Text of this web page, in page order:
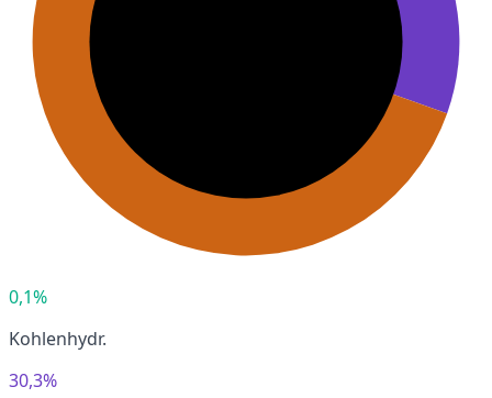
0,1%
Kohlenhydr.
30,3%